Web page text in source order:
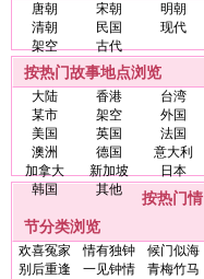
唐朝 宋朝
明朝
清朝
民国
现代
架空
古代
按热门故事地点浏览
大陆 香港
台湾
某市
架空
外国
美国
英国
法国
澳洲
德国
意大利
加拿大
新加坡
日本
韩国
其他
按热门情
节分类浏览
欢喜冤家 情有独钟
候门似海
别后重逢
一见钟情
青梅竹马